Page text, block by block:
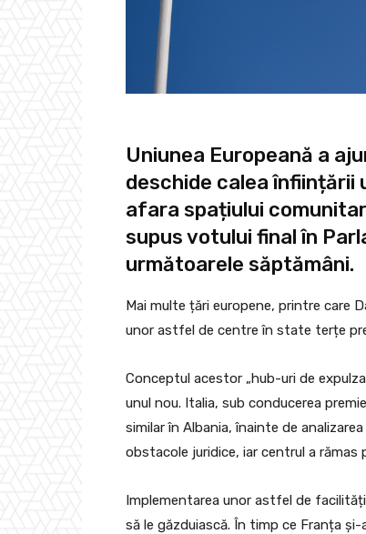
Uniunea Europeană a
deschide calea înființării
afara spațiului
supus votului final în
următoarele săptămâni.
Mai multe țări europene, printre care
unor astfel de centre în state terțe
Conceptul acestor „hub-uri de
unul nou. Italia, sub conducerea
similar în Albania, înainte de
obstacole juridice, iar centrul a
Implementarea unor astfel de
să le găzduiască. În timp ce Franța